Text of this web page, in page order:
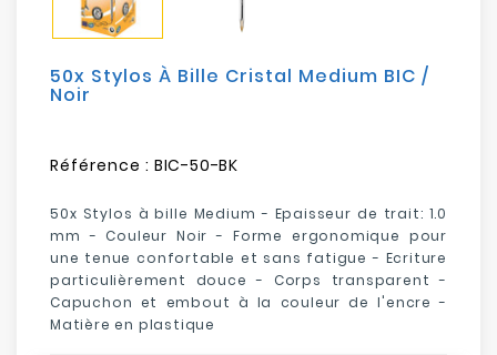
Mobilités
50x Stylos À Bille Cristal Medium BIC /
Noir
Référence : BIC-50-BK
50x Stylos à bille Medium - Epaisseur de trait: 1.0
mm - Couleur Noir- Forme ergonomique pour
une tenue confortable et sans fatigue - Ecriture
particulièrement douce - Corps transparent -
Capuchon et embout à la couleur de l'encre -
Matière en plastique